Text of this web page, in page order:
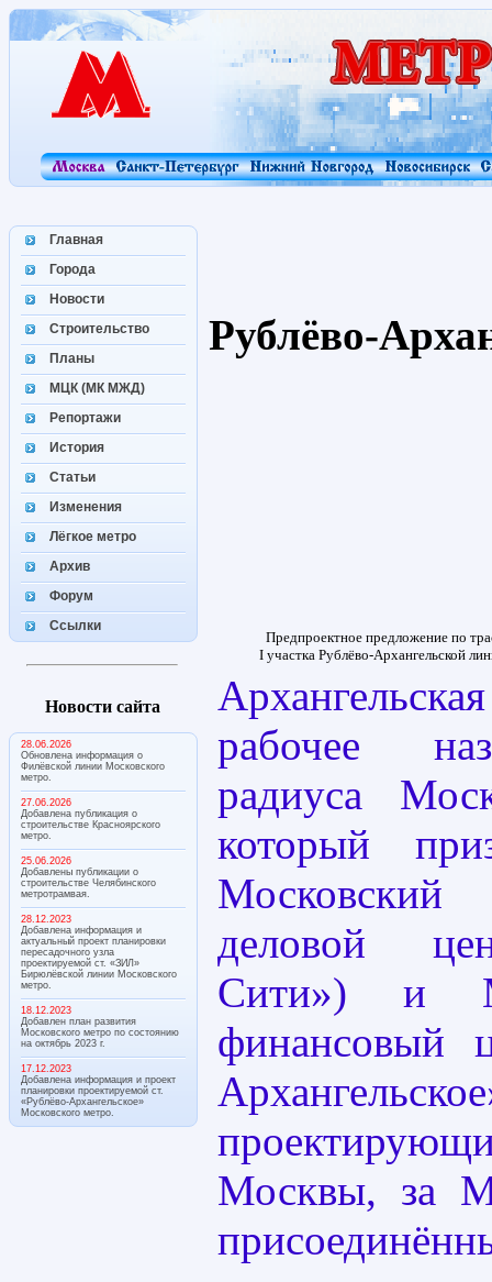
Главная
Города
Новости
Строительство
Планы
МЦК (МК МЖД)
Репортажи
История
Статьи
Изменения
Лёгкое метро
Архив
Форум
Ссылки
Новости сайта
28.06.2026
Обновлена информация о
Филёвской линии Московского
метро.
27.06.2026
Добавлена публикация о
строительстве Красноярского
метро.
25.06.2026
Добавлены публикации о
строительстве Челябинского
метротрамвая.
28.12.2023
Добавлена информация и
актуальный проект планировки
пересадочного узла
проектируемой ст. «ЗИЛ»
Бирюлёвской линии Московского
метро.
18.12.2023
Добавлен план развития
Московского метро по состоянию
на октябрь 2023 г.
17.12.2023
Добавлена информация и проект
планировки проектируемой ст.
«Рублёво-Архангельское»
Московского метро.
Рублёво-
Предпроектное предложение по
I участка Рублёво-Архангельской
рабочее
радиуса
который
Московский
деловой
Сити») и
финансовый
Москвы, за